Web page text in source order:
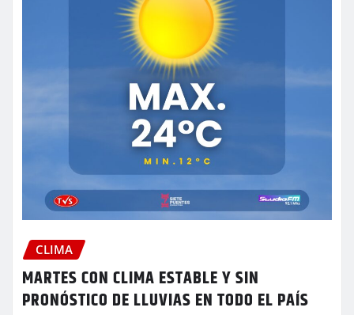
CLIMA
MARTES CON CLIMA ESTABLE Y SIN
PRONÓSTICO DE LLUVIAS EN TODO EL PAÍS